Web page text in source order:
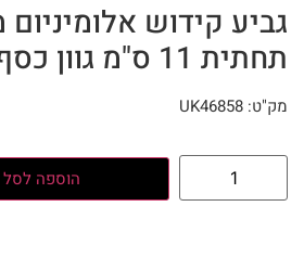
גביע קידוש
תחתית 11 ס"מ גוון כסף
מק"ט: UK46858
הוספה לסל